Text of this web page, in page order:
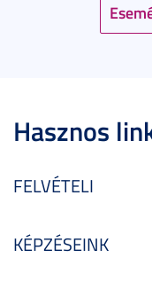
Hasznos
FELVÉTELI
KÉPZÉSEINK